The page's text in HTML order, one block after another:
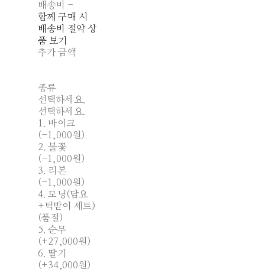
배송비 -
함께 구매 시
배송비 절약 상
품 보기
추가 금액
종류
선택하세요.
선택하세요.
1. 바이크
(-1,000원)
2. 불꽃
(-1,000원)
3. 리본
(-1,000원)
4. 모닝(담요
+턱받이 세트)
(품절)
5. 순무
(+27,000원)
6. 딸기
(+34,000원)